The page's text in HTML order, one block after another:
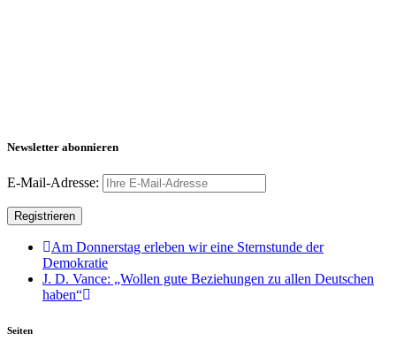
Newsletter abonnieren
E-Mail-Adresse:
Am Donnerstag erleben wir eine Sternstunde der
Demokratie
J. D. Vance: „Wollen gute Beziehungen zu allen Deutschen
haben“
Seiten